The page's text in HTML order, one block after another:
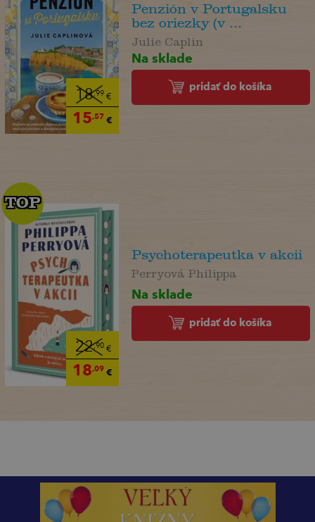
18,99 €
15,57 €
Penzión v Portugalsku
bez oriezky (v ...
Julie Caplin
Na sklade
pridať do košíka
22,90€
18,09€
TOP
TOP
Psychoterapeutka v akcii
Perryová Philippa
Na sklade
pridať do košíka